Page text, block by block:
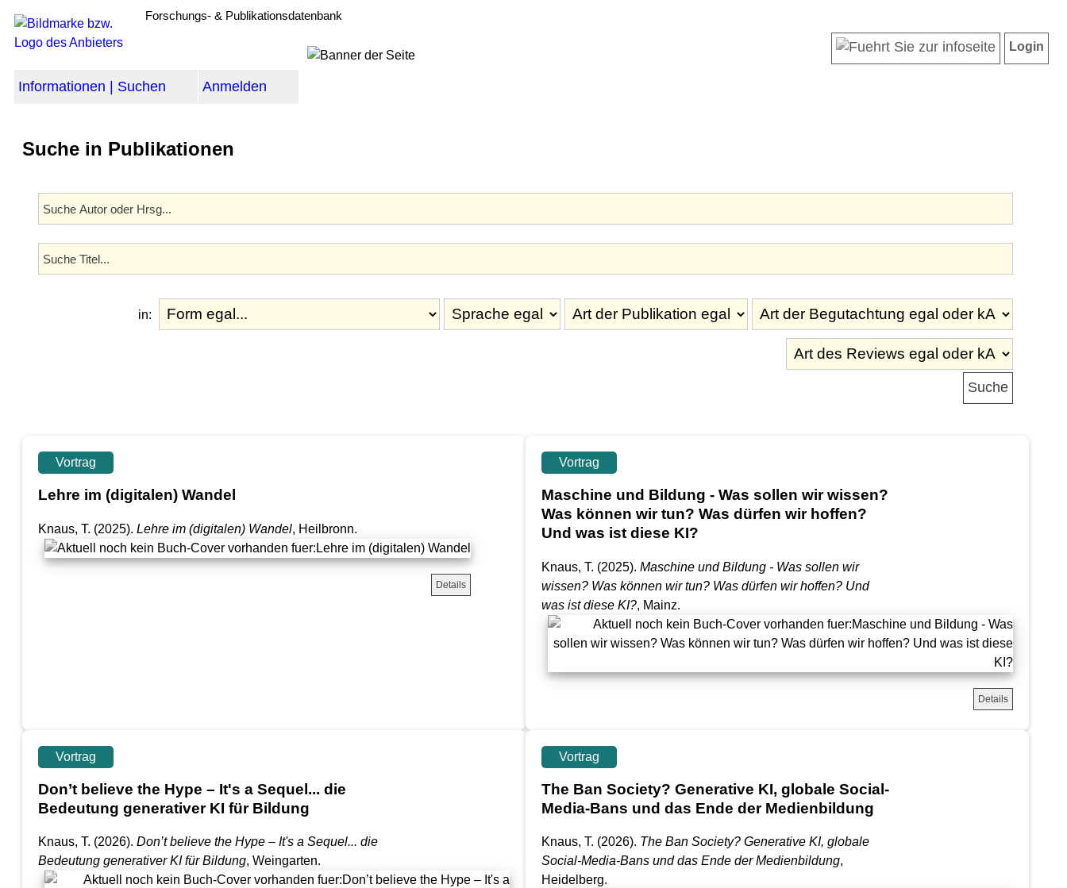
Forschungs- & Publikationsdatenbank
Informationen | Suchen Anmelden
Login
Suche in Publikationen
in:
Vortrag
Lehre im (digitalen) Wandel
Knaus, T. (2025). Lehre im (digitalen) Wandel, Heilbronn.
Details
Vortrag
Maschine und Bildung - Was sollen wir wissen?
Was können wir tun? Was dürfen wir hoffen?
Und was ist diese KI?
Knaus, T. (2025). Maschine und Bildung - Was sollen wir
wissen? Was können wir tun? Was dürfen wir hoffen? Und
was ist diese KI?, Mainz.
Details
Vortrag
Don’t believe the Hype – It's a Sequel... die
Bedeutung generativer KI für Bildung
Knaus, T. (2026). Don’t believe the Hype – It's a Sequel... die
Bedeutung generativer KI für Bildung, Weingarten.
Vortrag
The Ban Society? Generative KI, globale Social-
Media-Bans und das Ende der Medienbildung
Knaus, T. (2026). The Ban Society? Generative KI, globale
Social-Media-Bans und das Ende der Medienbildung,
Heidelberg.